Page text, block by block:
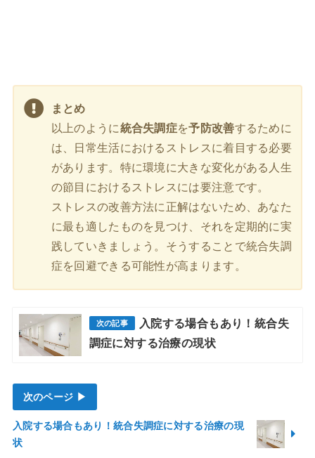
まとめ
以上のように統合失調症を予防改善するために
は、日常生活におけるストレスに着目する必要
があります。特に環境に大きな変化がある人生
の節目におけるストレスには要注意です。
ストレスの改善方法に正解はないため、あなた
に最も適したものを見つけ、それを定期的に実
践していきましょう。そうすることで統合失調
症を回避できる可能性が高まります。
入院する場合もあり！統合失
調症に対する治療の現状
次のページ ▶
入院する場合もあり！統合失調症に対する治療の現
状